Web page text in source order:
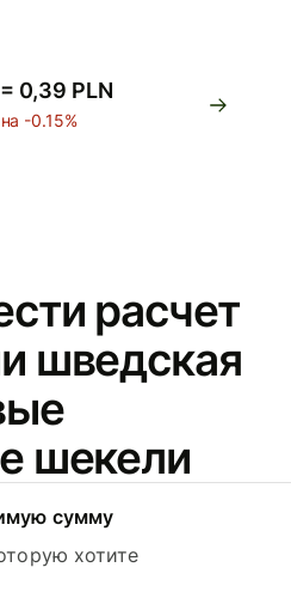
= 0,39 PLN
-0.15%
расчет
шведская
шекели
сумму
хотите